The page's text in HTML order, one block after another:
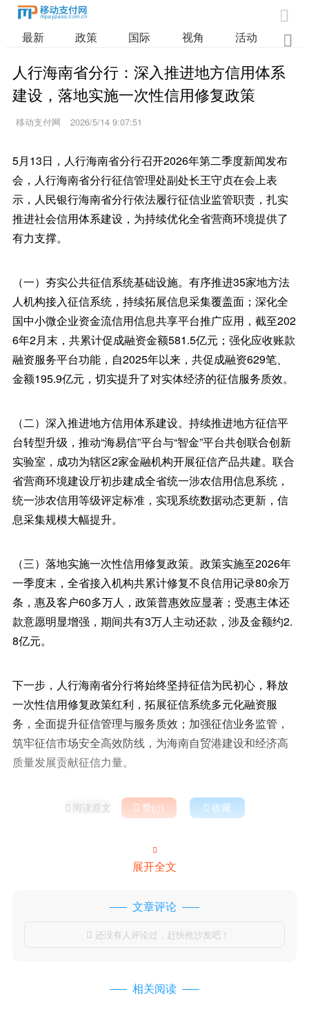

最新 政策 国际 视角 活动 业

人行海南省分行：深入推进地方信用体系
建设，落地实施一次性信用修复政策
移动支付网 2026/5/14 9:07:51
5月13日，人行海南省分行召开2026年第二季度新闻发布
会，人行海南省分行征信管理处副处长王守贞在会上表
示，人民银行海南省分行依法履行征信业监管职责，扎实
推进社会信用体系建设，为持续优化全省营商环境提供了
有力支撑。
（一）夯实公共征信系统基础设施。有序推进35家地方法
人机构接入征信系统，持续拓展信息采集覆盖面；深化全
国中小微企业资金流信用信息共享平台推广应用，截至202
6年2月末，共累计促成融资金额581.5亿元；强化应收账款
融资服务平台功能，自2025年以来，共促成融资629笔、
金额195.9亿元，切实提升了对实体经济的征信服务质效。
（二）深入推进地方信用体系建设。持续推进地方征信平
台转型升级，推动“海易信”平台与“智金”平台共创联合创新
实验室，成功为辖区2家金融机构开展征信产品共建。联合
省营商环境建设厅初步建成全省统一涉农信用信息系统，
统一涉农信用等级评定标准，实现系统数据动态更新，信
息采集规模大幅提升。
（三）落地实施一次性信用修复政策。政策实施至2026年
一季度末，全省接入机构共累计修复不良信用记录80余万
条，惠及客户60多万人，政策普惠效应显著；受惠主体还
款意愿明显增强，期间共有3万人主动还款，涉及金额约2.
8亿元。
下一步，人行海南省分行将始终坚持征信为民初心，释放
一次性信用修复政策红利，拓展征信系统多元化融资服
务，全面提升征信管理与服务质效；加强征信业务监管，
筑牢征信市场安全高效防线，为海南自贸港建设和经济高
质量发展贡献征信力量。
 阅读原文  赞()  收藏

展开全文
文章评论
 还没有人评论过，赶快抢沙发吧！
相关阅读